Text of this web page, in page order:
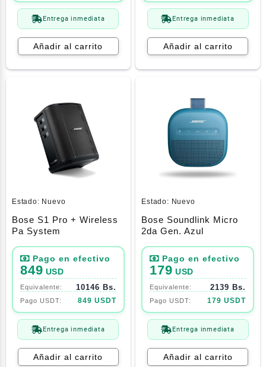
Entrega inmediata
Añadir al carrito
Entrega inmediata
Añadir al carrito
Estado: Nuevo
Bose S1 Pro + Wireless
Pa System
849 USD
10146 Bs.
849 USDT
Entrega inmediata
Añadir al carrito
Estado: Nuevo
Bose Soundlink Micro
2da Gen. Azul
179 USD
2139 Bs.
179 USDT
Entrega inmediata
Añadir al carrito